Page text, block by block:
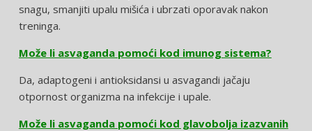
snagu, smanjiti upalu mišića i ubrzati oporavak nakon
treninga.
Može li asvaganda pomoći kod imunog sistema?
Da, adaptogeni i antioksidansi u asvagandi jačaju
otpornost organizma na infekcije i upale.
Može li asvaganda pomoći kod glavobolja izazvanih